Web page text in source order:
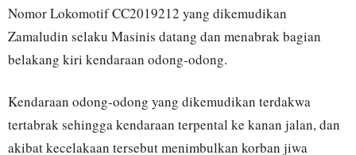
Nomor Lokomotif CC2019212 yang dikemudikan
Zamaludin selaku Masinis datang dan menabrak bagian
belakang kiri kendaraan odong-odong.
Kendaraan odong-odong yang dikemudikan terdakwa
tertabrak sehingga kendaraan terpental ke kanan jalan, dan
akibat kecelakaan tersebut menimbulkan korban jiwa